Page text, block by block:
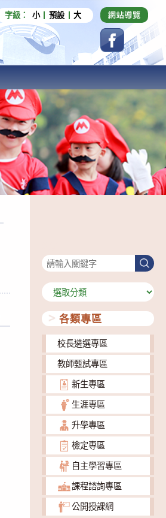
字級： 小 預設 大
搜
尋
分
類
各類專區
校長遴選專區
教師甄試專區
新生專區
生涯專區
升學專區
檢定專區
自主學習專區
課程諮詢專區
公開授課網